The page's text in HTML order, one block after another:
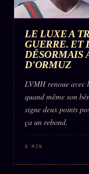
LE LUXE A
GUERRE. ET
DÉSORMAIS
D'ORMUZ
LVMH renoue avec
quand même son
signe deux points
ça un rebond.
6 MIN